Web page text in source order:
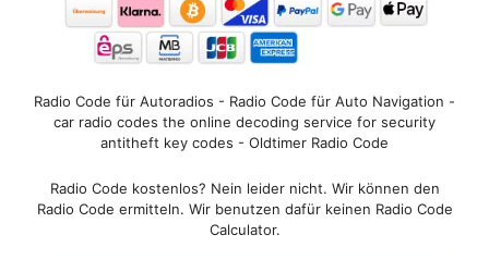
Radio Code für Autoradios - Radio Code für Auto Navigation -
car radio codes the online decoding service for security
antitheft key codes - Oldtimer Radio Code
Radio Code kostenlos? Nein leider nicht. Wir können den
Radio Code ermitteln. Wir benutzen dafür keinen Radio Code
Calculator.